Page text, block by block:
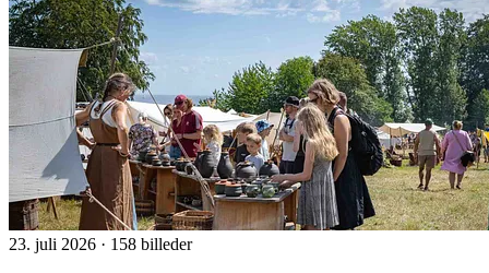
23. juli 2026 · 158 billeder